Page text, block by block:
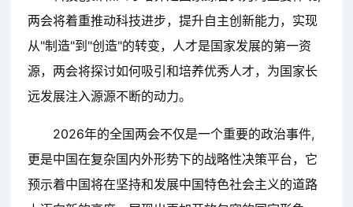
两会将着重推动科技进步，提升自主创新能力，实现
从"制造"到"创造"的转变，人才是国家发展的第一资
源，两会将探讨如何吸引和培养优秀人才，为国家长
远发展注入源源不断的动力。
2026年的全国两会不仅是一个重要的政治事件,
更是中国在复杂国内外形势下的战略性决策平台，它
预示着中国将在坚持和发展中国特色社会主义的道路